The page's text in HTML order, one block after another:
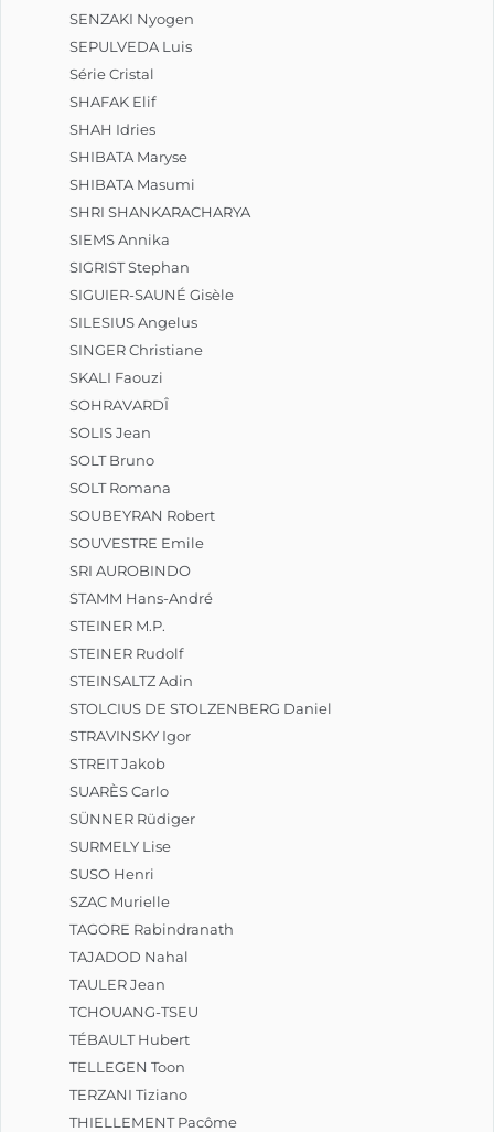
SENZAKI Nyogen
SEPULVEDA Luis
Série Cristal
SHAFAK Elif
SHAH Idries
SHIBATA Maryse
SHIBATA Masumi
SHRI SHANKARACHARYA
SIEMS Annika
SIGRIST Stephan
SIGUIER-SAUNÉ Gisèle
SILESIUS Angelus
SINGER Christiane
SKALI Faouzi
SOHRAVARDÎ
SOLIS Jean
SOLT Bruno
SOLT Romana
SOUBEYRAN Robert
SOUVESTRE Emile
SRI AUROBINDO
STAMM Hans-André
STEINER M.P.
STEINER Rudolf
STEINSALTZ Adin
STOLCIUS DE STOLZENBERG Daniel
STRAVINSKY Igor
STREIT Jakob
SUARÈS Carlo
SÜNNER Rüdiger
SURMELY Lise
SUSO Henri
SZAC Murielle
TAGORE Rabindranath
TAJADOD Nahal
TAULER Jean
TCHOUANG-TSEU
TÉBAULT Hubert
TELLEGEN Toon
TERZANI Tiziano
THIELLEMENT Pacôme